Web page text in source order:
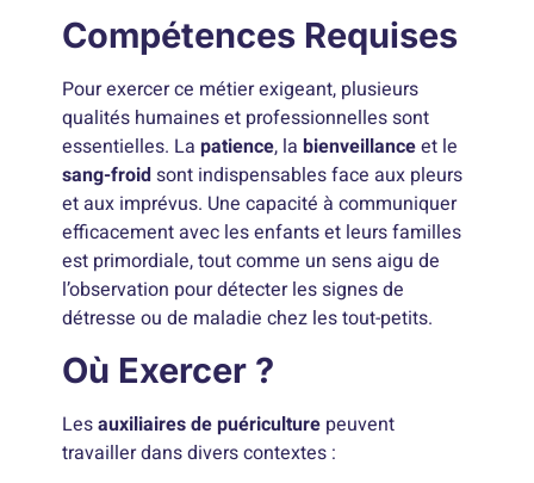
Compétences Requises
Pour exercer ce métier exigeant, plusieurs
qualités humaines et professionnelles sont
essentielles. Lapatience, labienveillanceet le
sang-froidsont indispensables face aux pleurs
et aux imprévus. Une capacité à communiquer
efficacement avec les enfants et leurs familles
est primordiale, tout comme un sens aigu de
l’observation pour détecter les signes de
détresse ou de maladie chez les tout-petits.
Où Exercer ?
Lesauxiliaires de puériculture peuvent
travailler dans divers contextes :